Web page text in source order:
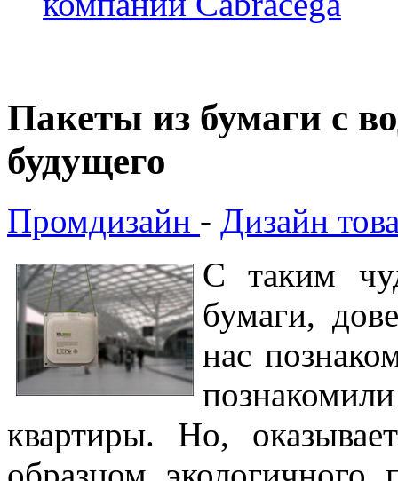
Пакеты из бумаги с
будущего
Промдизайн - Дизайн
С таким
бумаги,
нас
квартиры. Но,